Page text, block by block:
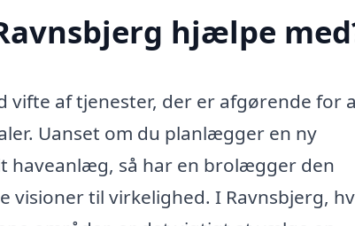
hjælpe
vifte af tjenester, der er afgørende for
Uanset om du planlægger en ny
haveanlæg, så har en brolægger den
til virkelighed. I Ravnsbjerg,